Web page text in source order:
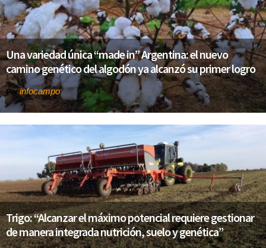
Una variedad única “made in” Argentina: el nuevo
camino genético del algodón ya alcanzó su primer logro
Por infocampo
Trigo: “Alcanzar el máximo potencial requiere gestionar
de manera integrada nutrición, suelo y genética”